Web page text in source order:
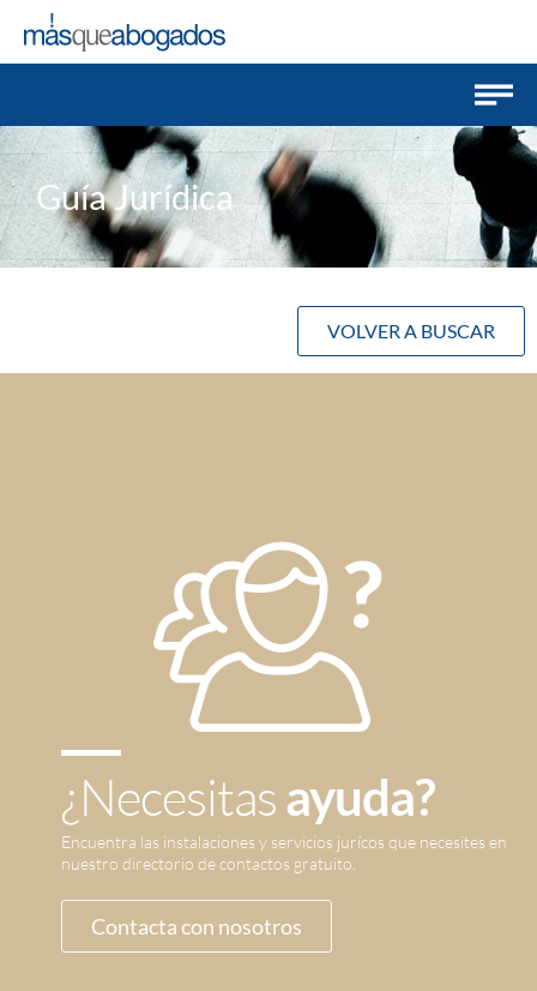
Guía Jurídica
VOLVER A BUSCAR
¿Necesitasayuda?
Encuentra las instalaciones y servicios jurícos que necesites en
nuestro directorio de contactos gratuito.
Contacta con nosotros